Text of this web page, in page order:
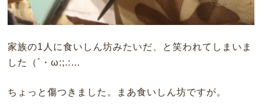
家族の1人に食いしん坊みたいだ、と笑われてしまいま
した（´・ω:;.:…
ちょっと傷つきました。まあ食いしん坊ですが。